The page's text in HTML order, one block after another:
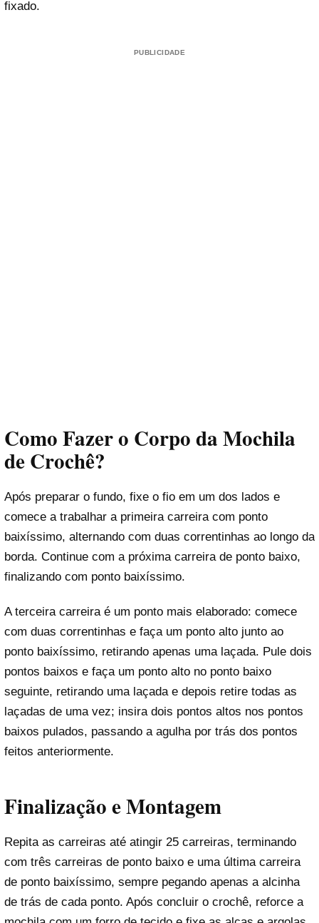
fixado.
PUBLICIDADE
Como Fazer o Corpo da Mochila
de Crochê?
Após preparar o fundo, fixe o fio em um dos lados e
comece a trabalhar a primeira carreira com ponto
baixíssimo, alternando com duas correntinhas ao longo da
borda. Continue com a próxima carreira de ponto baixo,
finalizando com ponto baixíssimo.
A terceira carreira é um ponto mais elaborado: comece
com duas correntinhas e faça um ponto alto junto ao
ponto baixíssimo, retirando apenas uma laçada. Pule dois
pontos baixos e faça um ponto alto no ponto baixo
seguinte, retirando uma laçada e depois retire todas as
laçadas de uma vez; insira dois pontos altos nos pontos
baixos pulados, passando a agulha por trás dos pontos
feitos anteriormente.
Finalização e Montagem
Repita as carreiras até atingir 25 carreiras, terminando
com três carreiras de ponto baixo e uma última carreira
de ponto baixíssimo, sempre pegando apenas a alcinha
de trás de cada ponto. Após concluir o crochê, reforce a